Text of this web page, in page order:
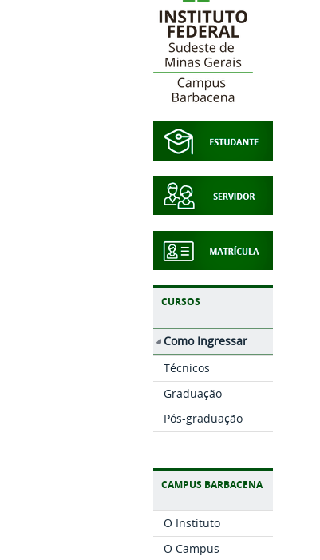
CURSOS
Como Ingressar
Técnicos
Graduação
Pós-graduação
CAMPUS BARBACENA
O Instituto
O Campus